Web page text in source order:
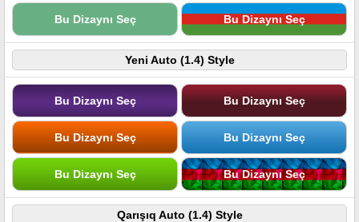
Bu Dizaynı Seç Bu Dizaynı Seç
Yeni Auto (1.4) Style
Bu Dizaynı Seç Bu Dizaynı Seç
Bu Dizaynı Seç Bu Dizaynı Seç
Bu Dizaynı Seç Bu Dizaynı Seç
Qarışıq Auto (1.4) Style